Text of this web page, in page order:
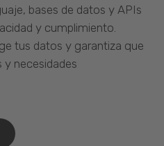
bases de datos y APIs
y cumplimiento.
tus datos y garantiza que
y necesidades